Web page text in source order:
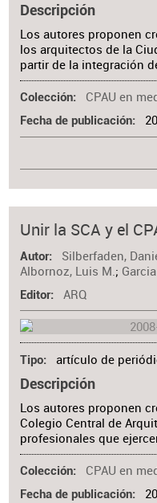
Descripción
Los autores proponen
los arquitectos de la
partir de la integración
Colección CPAU en
Fecha de publicación
Unir la SCA y el
Autor Silberfaden,
Albornoz, Luis M.;
Editor ARQ
Tipo artículo de
Descripción
Los autores proponen
Colegio Central de
profesionales que
Colección CPAU en
Fecha de publicación